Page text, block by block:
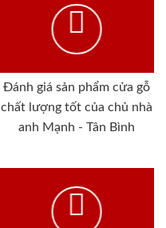
Đánh giá sản phẩm cửa gỗ
chất lượng tốt của chủ nhà
anh Mạnh - Tân Bình